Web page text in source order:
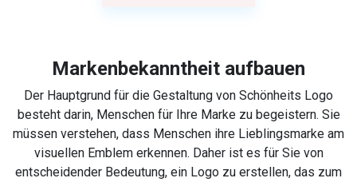
Markenbekanntheit aufbauen
Der Hauptgrund für die Gestaltung von Schönheits Logo
besteht darin, Menschen für Ihre Marke zu begeistern. Sie
müssen verstehen, dass Menschen ihre Lieblingsmarke am
visuellen Emblem erkennen. Daher ist es für Sie von
entscheidender Bedeutung, ein Logo zu erstellen, das zum